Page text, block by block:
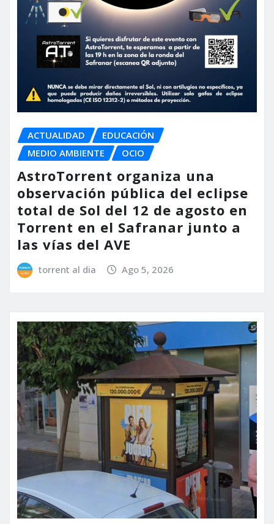
ACTUALIDAD
EDUCACIÓN
MEDIO AMBIENTE
OCIO
AstroTorrent organiza una
observación pública del eclipse
total de Sol del 12 de agosto en
Torrent en el Safranar junto a
las vías del AVE
torrent al dia Ago 5, 2026